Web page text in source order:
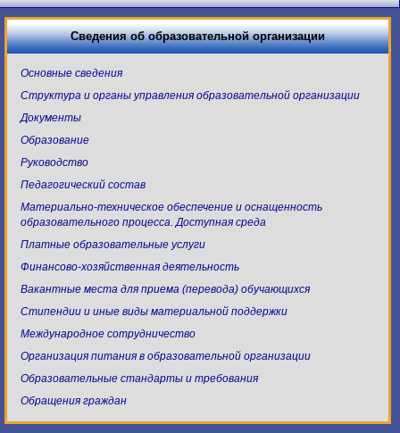
Сведения об образовательной организации
Основные сведения
Структура и органы управления образовательной организации
Документы
Образование
Руководство
Педагогический состав
Материально-техническое обеспечение и оснащенность
образовательного процесса. Доступная среда
Платные образовательные услуги
Финансово-хозяйственная деятельность
Вакантные места для приема (перевода) обучающихся
Стипендии и иные виды материальной поддержки
Международное сотрудничество
Организация питания в образовательной организации
Образовательные стандарты и требования
Обращения граждан